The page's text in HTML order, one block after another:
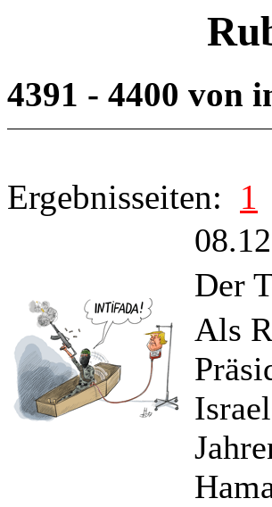
4391 - 4400 von
Ergebnisseiten: 1
Der
Als